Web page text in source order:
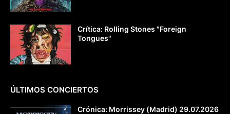
Crítica: Rolling Stones "Foreign
Tongues"
ÚLTIMOS CONCIERTOS
Crónica: Morrissey (Madrid) 29.07.2026